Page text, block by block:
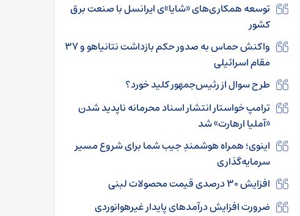
توسعه همکاری‌های «شایا»ی ایرانسل با صنعت برق
کشور
واکنش حماس به صدور حکم بازداشت نتانیاهو و ۳۷
مقام اسرائیلی
طرح سوال از رئیس‌جمهور کلید خورد؟
ترامپ خواستار انتشار اسناد محرمانه ناپدید شدن
«آملیا ارهارت» شد
اینوی؛ همراه هوشمندِ جیب شما برای شروع مسیر
سرمایه‌گذاری
افزایش ۳۰ درصدی قیمت محصولات لبنی
ضرورت افزایش درآمدهای پایدار غیرهوانوردی